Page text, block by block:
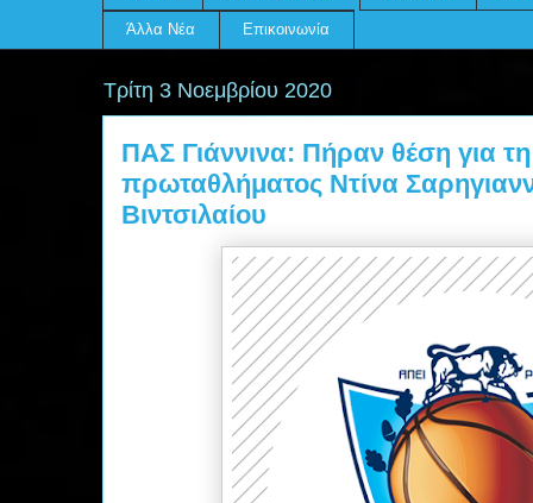
Άλλα Νέα Επικοινωνία
Τρίτη 3 Νοεμβρίου 2020
ΠΑΣ Γιάννινα: Πήραν θέση για
πρωταθλήματος Ντίνα
Βιντσιλαίου